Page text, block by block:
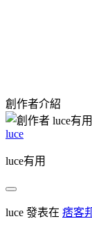
創作者介紹
luce
luce有用
luce 發表在 痞客